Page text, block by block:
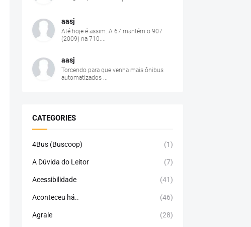
aasj
Até hoje é assim. A 67 mantém o 907
(2009) na 710....
aasj
Torcendo para que venha mais ônibus
automatizados ...
CATEGORIES
4Bus (Buscoop) (1)
A Dúvida do Leitor (7)
Acessibilidade (41)
Aconteceu há.. (46)
Agrale (28)